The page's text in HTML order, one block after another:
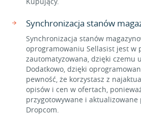
Synchronizacja stanów
Synchronizacja stanów
oprogramowaniu Sellasist jest w
zautomatyzowana, dzięki czemu
Dodatkowo, dzięki
pewność, że korzystasz z
opisów i cen w ofertach,
przygotowywane i
Dropcom.